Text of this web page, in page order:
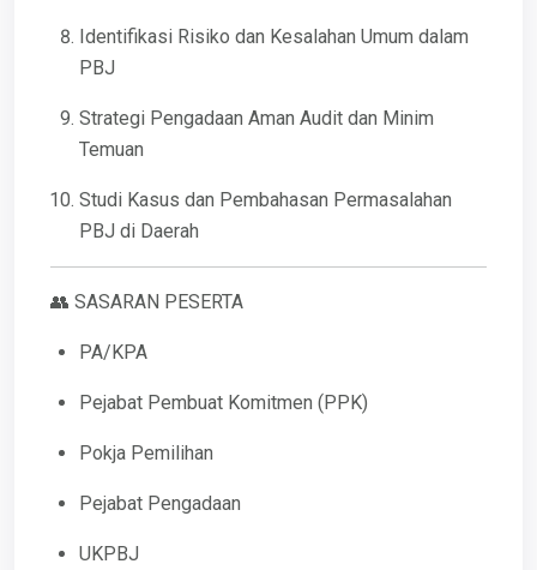
Identifikasi Risiko dan Kesalahan Umum dalam
PBJ
Strategi Pengadaan Aman Audit dan Minim
Temuan
Studi Kasus dan Pembahasan Permasalahan
PBJ di Daerah
👥 SASARAN PESERTA
PA/KPA
Pejabat Pembuat Komitmen (PPK)
Pokja Pemilihan
Pejabat Pengadaan
UKPBJ